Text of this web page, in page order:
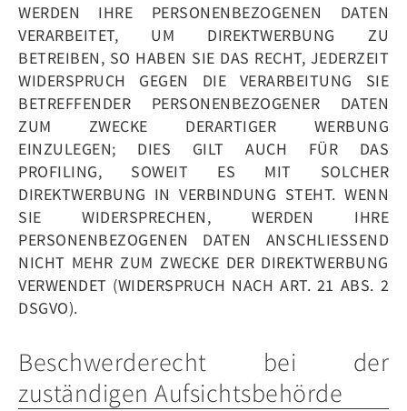
WERDEN IHRE PERSONENBEZOGENEN DATEN
VERARBEITET, UM DIREKTWERBUNG ZU
BETREIBEN, SO HABEN SIE DAS RECHT, JEDERZEIT
WIDERSPRUCH GEGEN DIE VERARBEITUNG SIE
BETREFFENDER PERSONENBEZOGENER DATEN
ZUM ZWECKE DERARTIGER WERBUNG
EINZULEGEN; DIES GILT AUCH FÜR DAS
PROFILING, SOWEIT ES MIT SOLCHER
DIREKTWERBUNG IN VERBINDUNG STEHT. WENN
SIE WIDERSPRECHEN, WERDEN IHRE
PERSONENBEZOGENEN DATEN ANSCHLIESSEND
NICHT MEHR ZUM ZWECKE DER DIREKTWERBUNG
VERWENDET (WIDERSPRUCH NACH ART. 21 ABS. 2
DSGVO).
Beschwerde­recht bei der
zuständigen Aufsichts­behörde